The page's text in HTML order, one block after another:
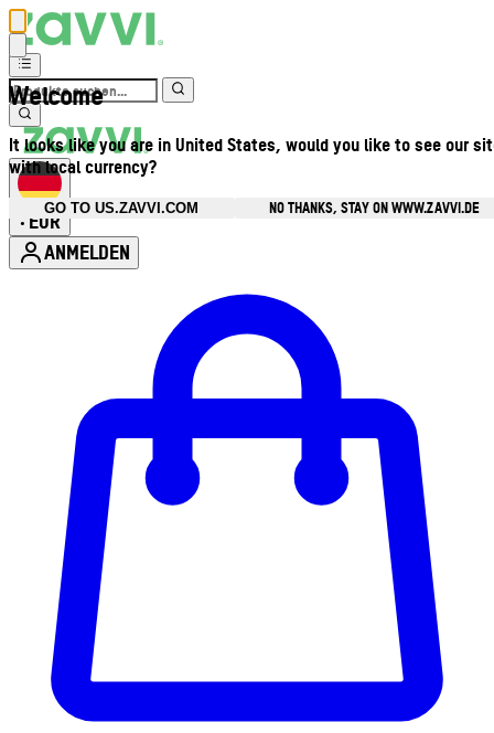
Welcome
It looks like you are in United States, would you like to see our
with local currency?
GO TO US.ZAVVI.COM
NO THANKS, STAY ON WWW.ZAVVI.DE
• EUR
ANMELDEN